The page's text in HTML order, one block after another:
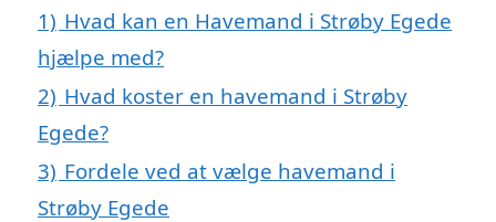
1) Hvad kan en Havemand i Strøby Egede
hjælpe med?
2) Hvad koster en havemand i Strøby
Egede?
3) Fordele ved at vælge havemand i
Strøby Egede